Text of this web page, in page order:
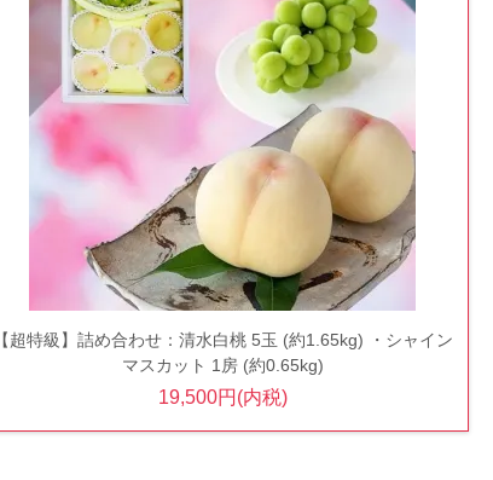
【超特級】詰め合わせ：清水白桃 5玉 (約1.65kg) ・シャイン
マスカット 1房 (約0.65kg)
19,500円(内税)